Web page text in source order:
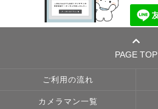
PAGE TOP
ご利用の流れ
カメラマン一覧